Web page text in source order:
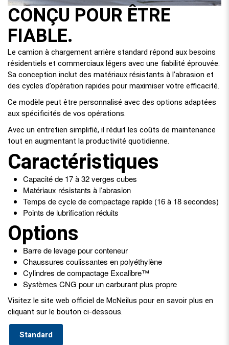
CONÇU POUR ÊTRE
FIABLE.
Le camion à chargement arrière standard répond aux besoins
résidentiels et commerciaux légers avec une fiabilité éprouvée.
Sa conception inclut des matériaux résistants à l’abrasion et
des cycles d’opération rapides pour maximiser votre efficacité.
Ce modèle peut être personnalisé avec des options adaptées
aux spécificités de vos opérations.
Avec un entretien simplifié, il réduit les coûts de maintenance
tout en augmentant la productivité quotidienne.
Caractéristiques
Capacité de 17 à 32 verges cubes
Matériaux résistants à l’abrasion
Temps de cycle de compactage rapide (16 à 18 secondes)
Points de lubrification réduits
Options
Barre de levage pour conteneur
Chaussures coulissantes en polyéthylène
Cylindres de compactage Excalibre™
Systèmes CNG pour un carburant plus propre
Visitez le site web officiel de McNeilus pour en savoir plus en
cliquant sur le bouton ci-dessous.
Standard